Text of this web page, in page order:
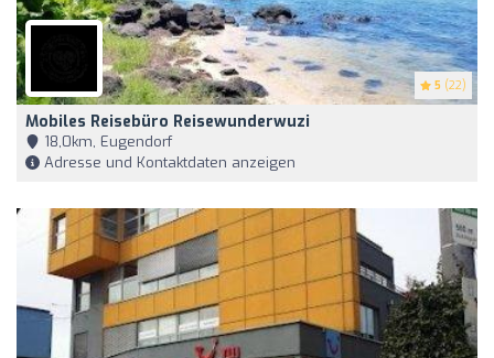
5 (22)
Mobiles Reisebüro Reisewunderwuzi
18,0km, Eugendorf
Adresse und Kontaktdaten anzeigen